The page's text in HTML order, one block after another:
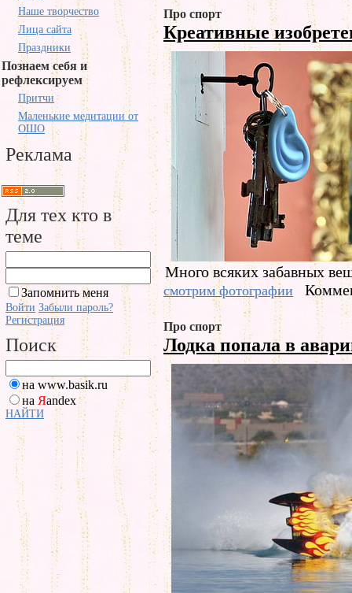
Наше творчество
Лица сайта
Праздники
Познаем себя и
рефлексируем
Притчи
Маленькие медитации от
ОШО
Реклама
Для тех кто в
теме
Запомнить меня
Войти Забыли пароль?
Регистрация
Поиск
на www.basik.ru
на Яandex
НАЙТИ
Про спорт
Креативные
Много всяких забавных
смотрим фотографии
Про спорт
Лодка попала в